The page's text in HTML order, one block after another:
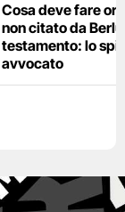
Cosa deve fare
non citato da
testamento: lo
avvocato